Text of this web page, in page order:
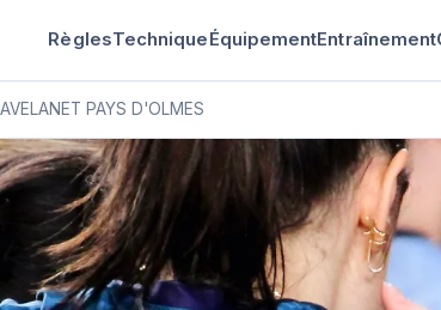
RèglesTechniqueÉquipementEntraînement
PAYS D'OLMES